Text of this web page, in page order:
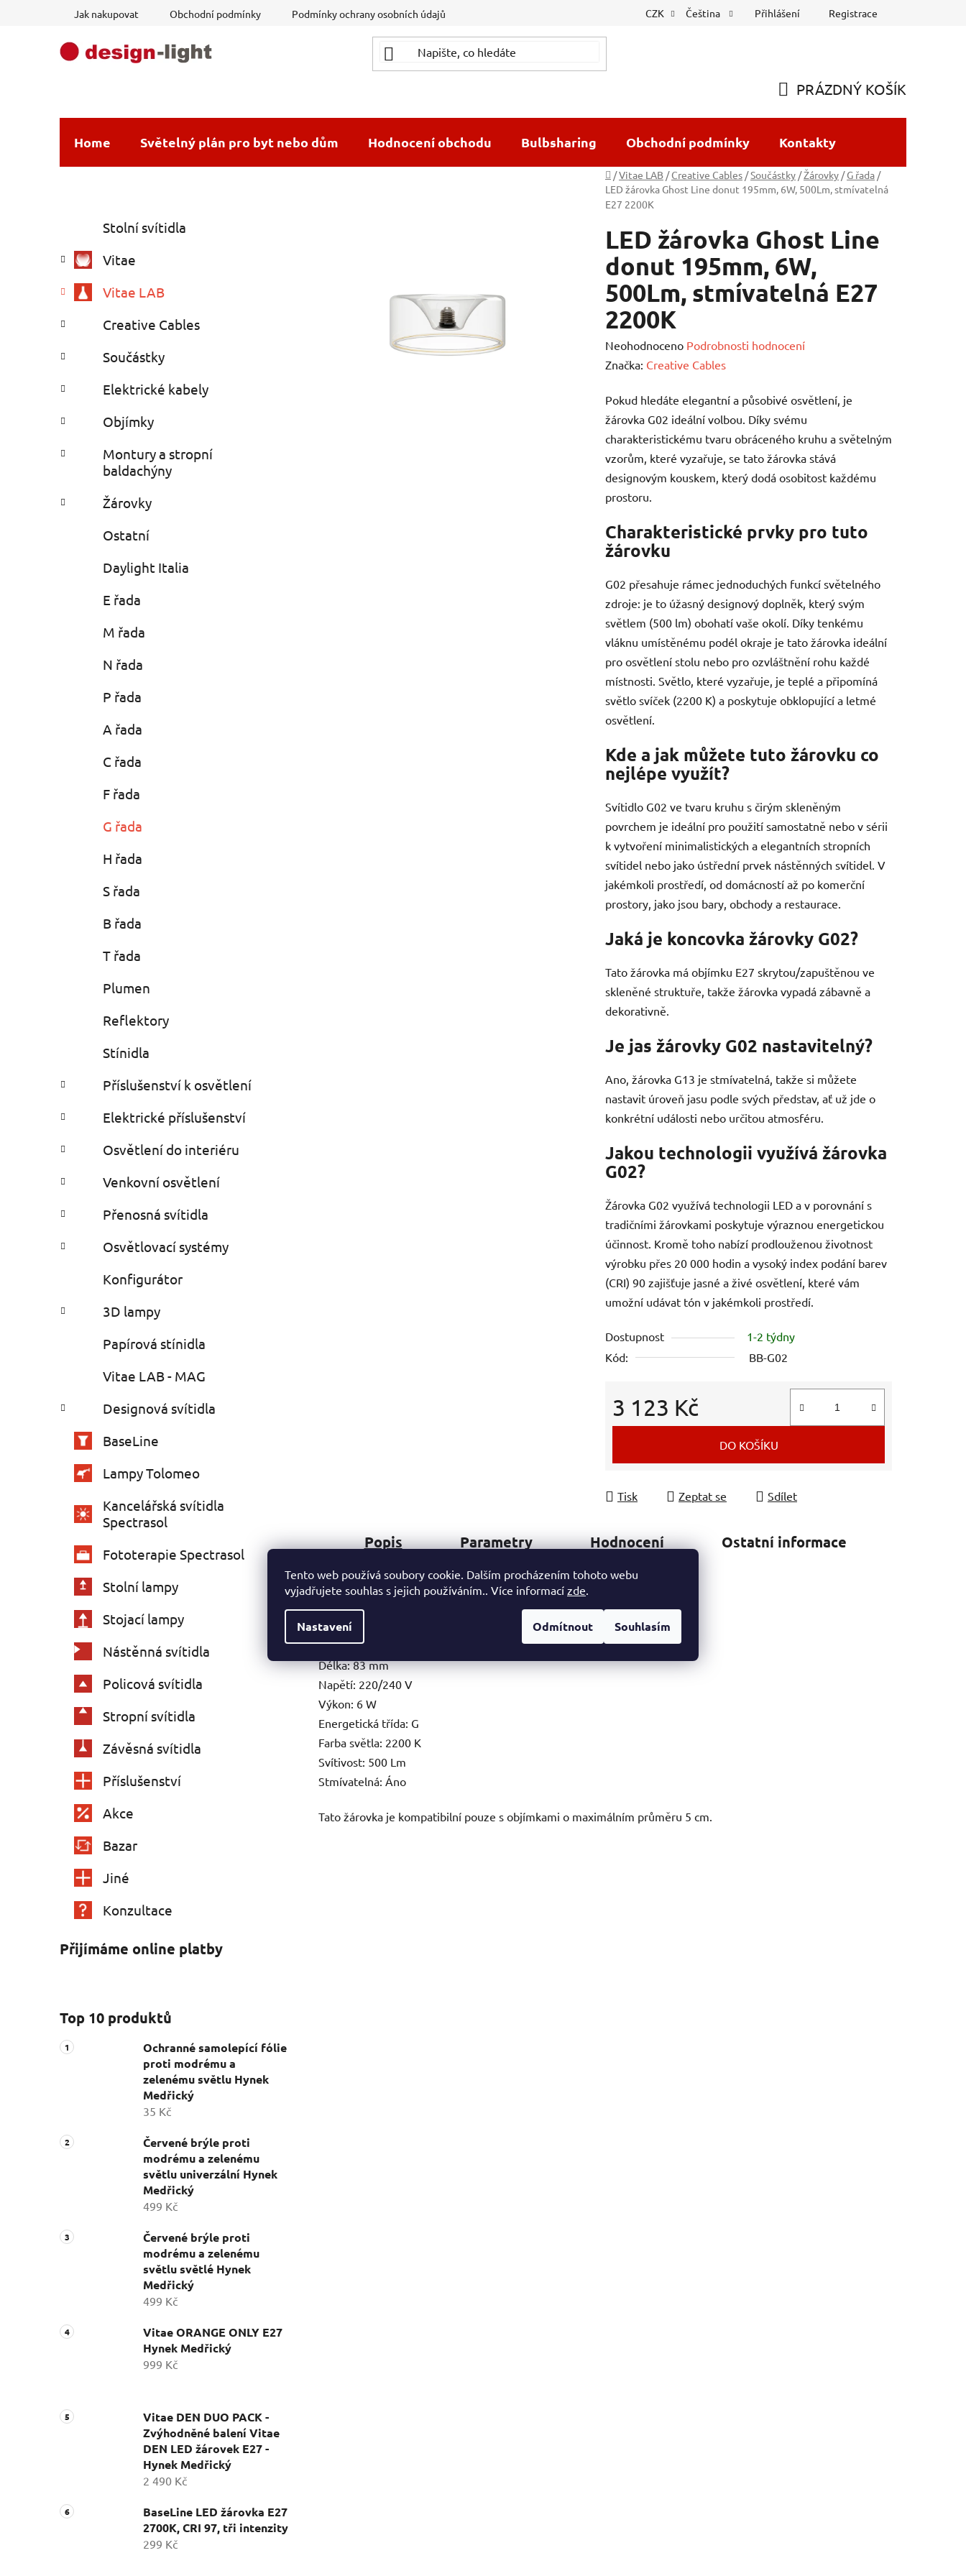
Tento web používá soubory cookie. Dalším procházením tohoto webu
vyjadřujete souhlas s jejich používáním.. Více informací zde.
Nastavení Odmítnout Souhlasím
Jak nakupovat Obchodní podmínky Podmínky ochrany osobních údajů CZK Čeština Přihlášení Registrace
KOŠÍK
PRÁZDNÝ KOŠÍK
Home Světelný plán pro byt nebo dům Hodnocení obchodu Bulbsharing Obchodní podmínky Kontakty
Domů
/Vitae LAB / Creative Cables /Součástky /Žárovky / G řada /
LED žárovka Ghost Line donut 195mm, 6W, 500Lm, stmívatelná
E27 2200K
s
r
n
n
p
n
l
kategorie
e
o
i
Stolní svítidla
Vitae
Vitae LAB
Creative Cables
Součástky
Elektrické kabely
Objímky
Montury a stropní
baldachýny
Žárovky
Ostatní
Daylight Italia
E řada
M řada
N řada
P řada
A řada
C řada
F řada
G řada
H řada
S řada
B řada
T řada
Plumen
Reflektory
Stínidla
Příslušenství k osvětlení
Elektrické příslušenství
Osvětlení do interiéru
Venkovní osvětlení
Přenosná svítidla
Osvětlovací systémy
Konfigurátor
3D lampy
Papírová stínidla
Vitae LAB - MAG
Designová svítidla
BaseLine
Lampy Tolomeo
Kancelářská svítidla
Spectrasol
Fototerapie Spectrasol
Stolní lampy
Stojací lampy
Nástěnná svítidla
Policová svítidla
Stropní svítidla
Závěsná svítidla
Příslušenství
Akce
Bazar
Jiné
Konzultace
Přijímáme online platby
Top 10 produktů
Ochranné samolepící fólie
proti modrému a
zelenému světlu Hynek
Medřický
35 Kč
Červené brýle proti
modrému a zelenému
světlu univerzální Hynek
Medřický
499 Kč
Červené brýle proti
modrému a zelenému
světlu světlé Hynek
Medřický
499 Kč
Vitae ORANGE ONLY E27
Hynek Medřický
999 Kč
Vitae DEN DUO PACK -
Zvýhodněné balení Vitae
DEN LED žárovek E27 -
Hynek Medřický
2 490 Kč
BaseLine LED žárovka E27
2700K, CRI 97, tři intenzity
299 Kč
LED žárovka Ghost Line
donut 195mm, 6W,
500Lm, stmívatelná E27
2200K
Průměrné
hodnocení
je
0,0
z
5
hvězdiček.
Neohodnoceno Podrobnosti hodnocení
Značka: Creative Cables
Pokud hledáte elegantní a působivé osvětlení, je
žárovka G02 ideální volbou. Díky svému
charakteristickému tvaru obráceného kruhu a světelným
vzorům, které vyzařuje, se tato žárovka stává
designovým kouskem, který dodá osobitost každému
prostoru.
Charakteristické prvky pro tuto
žárovku
G02 přesahuje rámec jednoduchých funkcí světelného
zdroje: je to úžasný designový doplněk, který svým
světlem (500 lm) obohatí vaše okolí. Díky tenkému
vláknu umístěnému podél okraje je tato žárovka ideální
pro osvětlení stolu nebo pro ozvláštnění rohu každé
místnosti. Světlo, které vyzařuje, je teplé a připomíná
světlo svíček (2200 K) a poskytuje obklopující a letmé
osvětlení.
Kde a jak můžete tuto žárovku co
nejlépe využít?
Svítidlo G02 ve tvaru kruhu s čirým skleněným
povrchem je ideální pro použití samostatně nebo v sérii
k vytvoření minimalistických a elegantních stropních
svítidel nebo jako ústřední prvek nástěnných svítidel. V
jakémkoli prostředí, od domácností až po komerční
prostory, jako jsou bary, obchody a restaurace.
Jaká je koncovka žárovky G02?
Tato žárovka má objímku E27 skrytou/zapuštěnou ve
skleněné struktuře, takže žárovka vypadá zábavně a
dekorativně.
Je jas žárovky G02 nastavitelný?
Ano, žárovka G13 je stmívatelná, takže si můžete
nastavit úroveň jasu podle svých představ, ať už jde o
konkrétní události nebo určitou atmosféru.
Jakou technologii využívá žárovka
G02?
Žárovka G02 využívá technologii LED a v porovnání s
tradičními žárovkami poskytuje výraznou energetickou
účinnost. Kromě toho nabízí prodlouženou životnost
výrobku přes 20 000 hodin a vysoký index podání barev
(CRI) 90 zajišťuje jasné a živé osvětlení, které vám
umožní udávat tón v jakémkoli prostředí.
Dostupnost
1-2 týdny
Kód:
BB-G02
3 123 Kč
Měrná cena:
DO KOŠÍKU
Tisk Zeptat se Sdílet
Popis Parametry Hodnocení Ostatní informace
Typ žárovky: LED
Tvar: kruh
Závit: E27
Průměr: 195 mm
Délka: 83 mm
Napětí: 220/240 V
Výkon: 6 W
Energetická třída: G
Farba světla: 2200 K
Svítivost: 500 Lm
Stmívatelná: Áno
Tato žárovka je kompatibilní pouze s objímkami o maximálním průměru 5 cm.